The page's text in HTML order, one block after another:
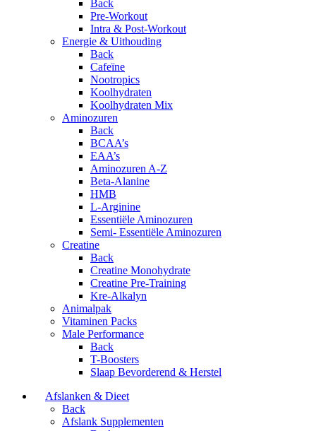
Back
Pre-Workout
Intra & Post-Workout
Energie & Uithouding
Back
Cafeïne
Nootropics
Koolhydraten
Koolhydraten Mix
Aminozuren
Back
BCAA’s
EAA’s
Aminozuren A-Z
Beta-Alanine
HMB
L-Arginine
Essentiële Aminozuren
Semi- Essentiële Aminozuren
Creatine
Back
Creatine Monohydrate
Creatine Pre-Training
Kre-Alkalyn
Animalpak
Vitaminen Packs
Male Performance
Back
T-Boosters
Slaap Bevorderend & Herstel
Afslanken & Dieet
Back
Afslank Supplementen